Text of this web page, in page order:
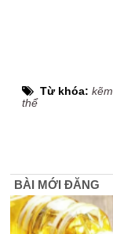
Từ khóa:kẽm
thể
BÀI MỚI ĐĂNG